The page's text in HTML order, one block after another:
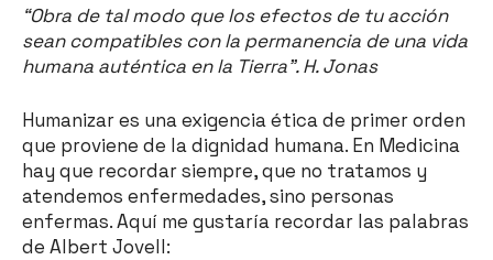
“Obra de tal modo que los efectos de tu acción
sean compatibles con la permanencia de una vida
humana auténtica en la Tierra”. H. Jonas
Humanizar es una exigencia ética de primer orden
que proviene de la dignidad humana. En Medicina
hay que recordar siempre, que no tratamos y
atendemos enfermedades, sino personas
enfermas. Aquí me gustaría recordar las palabras
de Albert Jovell: